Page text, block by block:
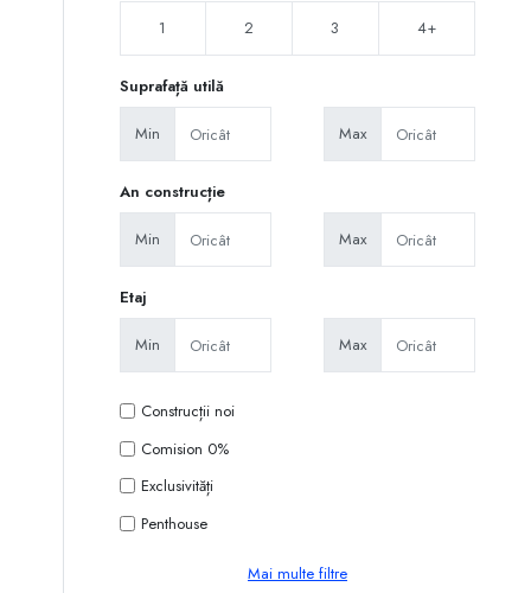
1 2 3 4+
Suprafață utilă
Min Max
An construcție
Min Max
Etaj
Min Max
Construcții noi
Comision 0%
Exclusivități
Penthouse
Mai multe filtre